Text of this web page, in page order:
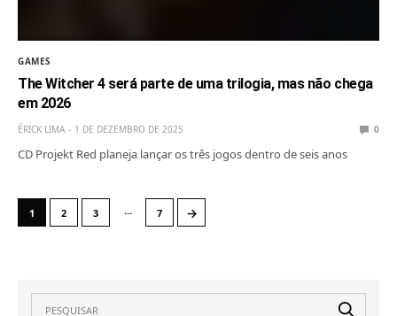
GAMES
The Witcher 4 será parte de uma trilogia, mas não chega
em 2026
ÉRICK LIMA 1 DE DEZEMBRO DE 2025 0
CD Projekt Red planeja lançar os três jogos dentro de seis anos
1 2 3 … 7 →